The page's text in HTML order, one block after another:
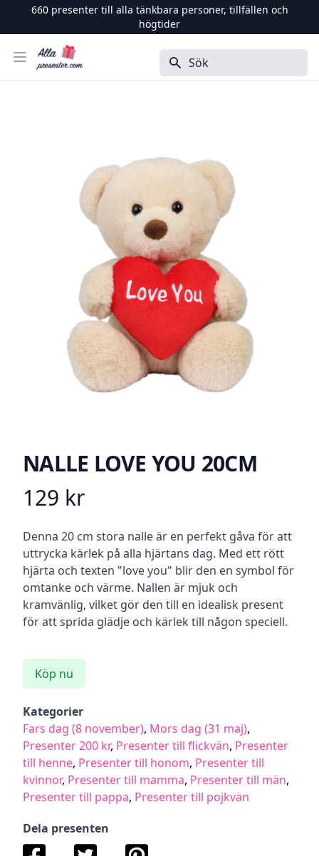
660presenter till alla tänkbara personer, tillfällen och
högtider
Öppna menyn
Alla Presenter Sök
NALLE LOVE YOU 20CM
Product information
129 kr
Beskrivning
Denna 20 cm stora nalle är en perfekt gåva för att
uttrycka kärlek på alla hjärtans dag. Med ett rött
hjärta och texten "love you" blir den en symbol för
omtanke och värme. Nallen är mjuk och
kramvänlig, vilket gör den till en idealisk present
för att sprida glädje och kärlek till någon speciell.
Köp nu
Kategorier
Fars dag (8 november), Mors dag (31 maj),
Presenter 200 kr, Presenter till flickvän, Presenter
till henne, Presenter till honom, Presenter till
kvinnor, Presenter till mamma, Presenter till män,
Presenter till pappa, Presenter till pojkvän
Dela presenten